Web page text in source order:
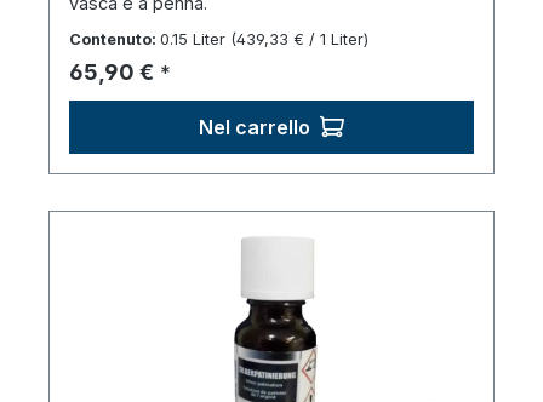
Contenuto: 0.15 Liter (439,33 € / 1 Liter)
Prezzo normale:
65,90 € *
Nel carrello